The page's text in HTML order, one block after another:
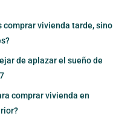
comprar vivienda tarde, sino
de aplazar el sueño de
comprar vivienda en